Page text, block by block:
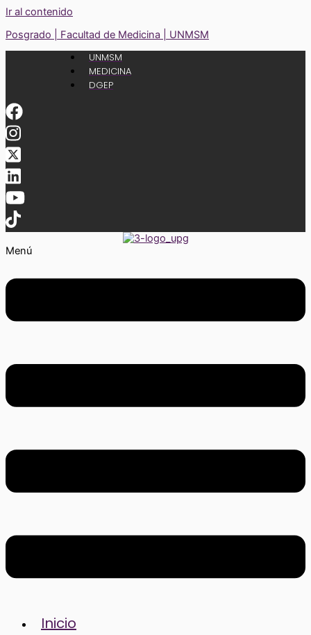
Ir al contenido
Posgrado | Facultad de Medicina | UNMSM
UNMSM
MEDICINA
DGEP
Menú
Inicio